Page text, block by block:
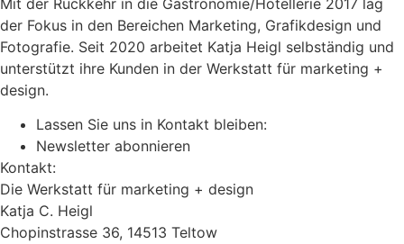
der Fokus in den Bereichen Marketing, Grafikdesign und
Fotografie. Seit 2020 arbeitet Katja Heigl selbständig und
unterstützt ihre Kunden in der Werkstatt für marketing +
design.
Lassen Sie uns in Kontakt bleiben:
Newsletter abonnieren
Kontakt:
Die Werkstatt für marketing + design
Katja C. Heigl
Chopinstrasse 36, 14513 Teltow